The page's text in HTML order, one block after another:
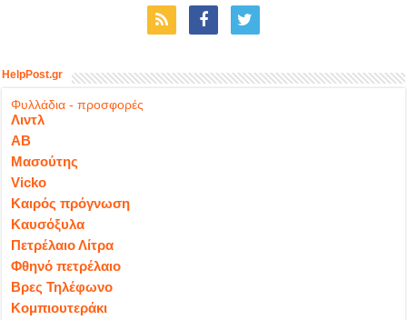
HelpPost.gr
Φυλλάδια - προσφορές
Λιντλ
ΑΒ
Μασούτης
Vicko
Καιρός πρόγνωση
Καυσόξυλα
Πετρέλαιο Λίτρα
Φθηνό πετρέλαιο
Βρες Τηλέφωνο
Κομπιουτεράκι